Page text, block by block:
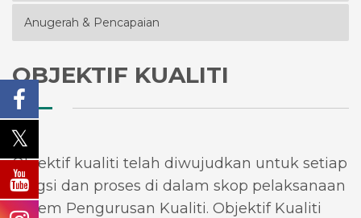
Anugerah & Pencapaian
OBJEKTIF KUALITI
Objektif kualiti telah diwujudkan untuk setiap
fungsi dan proses di dalam skop pelaksanaan
Sistem Pengurusan Kualiti. Objektif Kualiti